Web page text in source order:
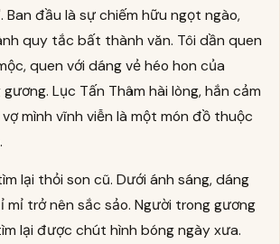
Ban đầu là sự chiếm hữu ngọt ngào,
quy tắc bất thành văn. Tôi dần quen
quen với dáng vẻ héo hon của
Lục Tấn Thâm hài lòng, hắn cảm
mình vĩnh viễn là một món đồ thuộc
lại thỏi son cũ. Dưới ánh sáng, dáng
trở nên sắc sảo. Người trong gương
lại được chút hình bóng ngày xưa.